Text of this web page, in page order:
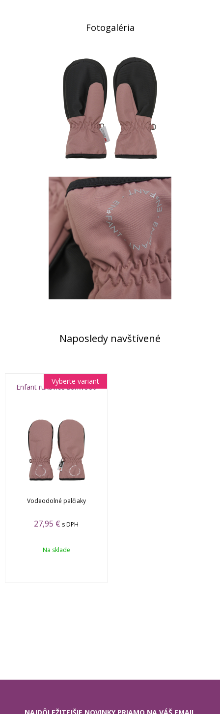
Fotogaléria
Naposledy navštívené
Enfant rukavice burlwood
Vodeodolné palčiaky
27,95 € s DPH
Vyberte variant
Na sklade
NAJDÔLEŽITEJŠIE NOVINKY PRIAMO NA VÁŠ EMAIL